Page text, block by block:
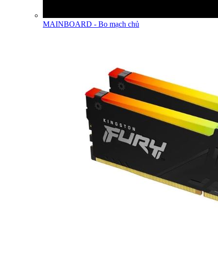
MAINBOARD - Bo mạch chủ